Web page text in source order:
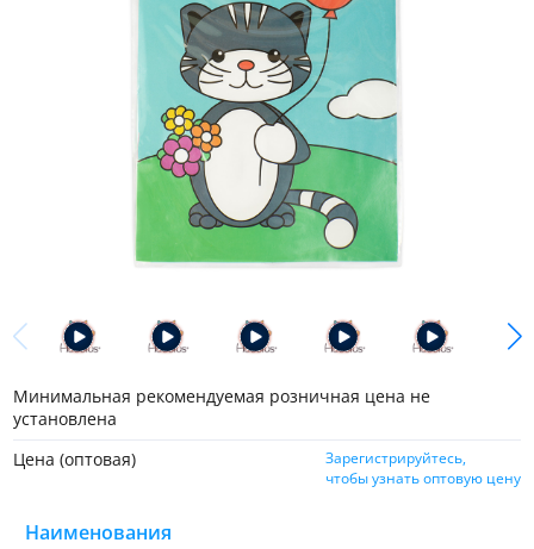
Минимальная рекомендуемая розничная цена не
установлена
Цена (оптовая)
Зарегистрируйтесь,
чтобы узнать оптовую цену
Наименования